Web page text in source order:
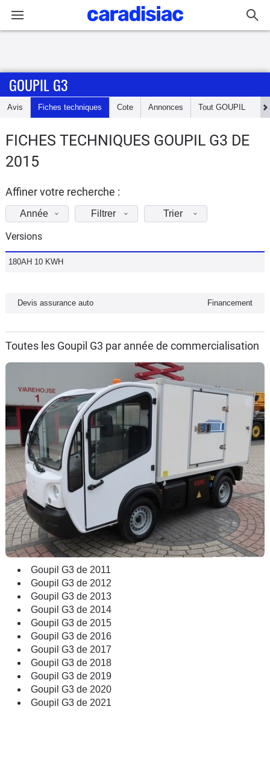
Accueil
Essais
d'achat
Electriques
Utilitaires
Auto
Services
Forum
Moto
Marques
GOUPIL G3
Avis Fiches techniques Cote Annonces Tout GOUPIL
FICHES TECHNIQUES GOUPIL G3 DE
2015
Affiner votre recherche :
Année Filtrer Trier
Versions
180AH 10 KWH
Devis assurance auto Financement
Toutes les Goupil G3 par année de commercialisation
Goupil G3 de 2011
Goupil G3 de 2012
Goupil G3 de 2013
Goupil G3 de 2014
Goupil G3 de 2015
Goupil G3 de 2016
Goupil G3 de 2017
Goupil G3 de 2018
Goupil G3 de 2019
Goupil G3 de 2020
Goupil G3 de 2021